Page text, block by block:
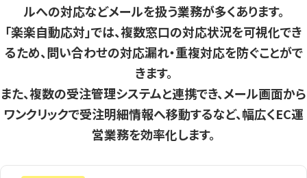
ルへの対応などメールを扱う業務が多くあります。
「楽楽自動応対」では、複数窓口の対応状況を可視化でき
るため、問い合わせの対応漏れ・重複対応を防ぐことがで
きます。
また、複数の受注管理システムと連携でき、メール画面から
ワンクリックで受注明細情報へ移動するなど、幅広くEC運
営業務を効率化します。